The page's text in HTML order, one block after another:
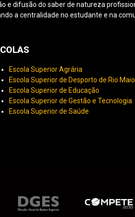
e difusão do saber de natureza
a centralidade no estudante e na
Escola Superior Agrária
Escola Superior de Desporto de Rio
Escola Superior de Educação
Escola Superior de Gestão e Tecnologia
Escola Superior de Saúde